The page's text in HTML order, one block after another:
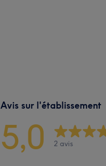
Avis sur l'établissement
5,0 2 avis